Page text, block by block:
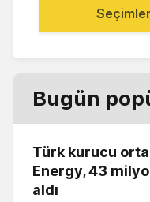
Bugün
Türk kurucu
Energy, 43
aldı